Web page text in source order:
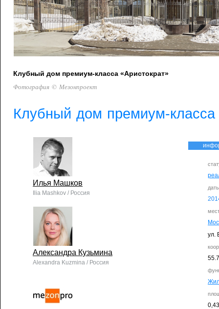
Клубный дом премиум-класса «Аристократ»
Фотография © Мезонпроект
Клубный дом премиум-класса
ул.
Илья Машков
Ilia Mashkov / Россия
Александра Кузьмина
Alexandra Kuzmina / Россия